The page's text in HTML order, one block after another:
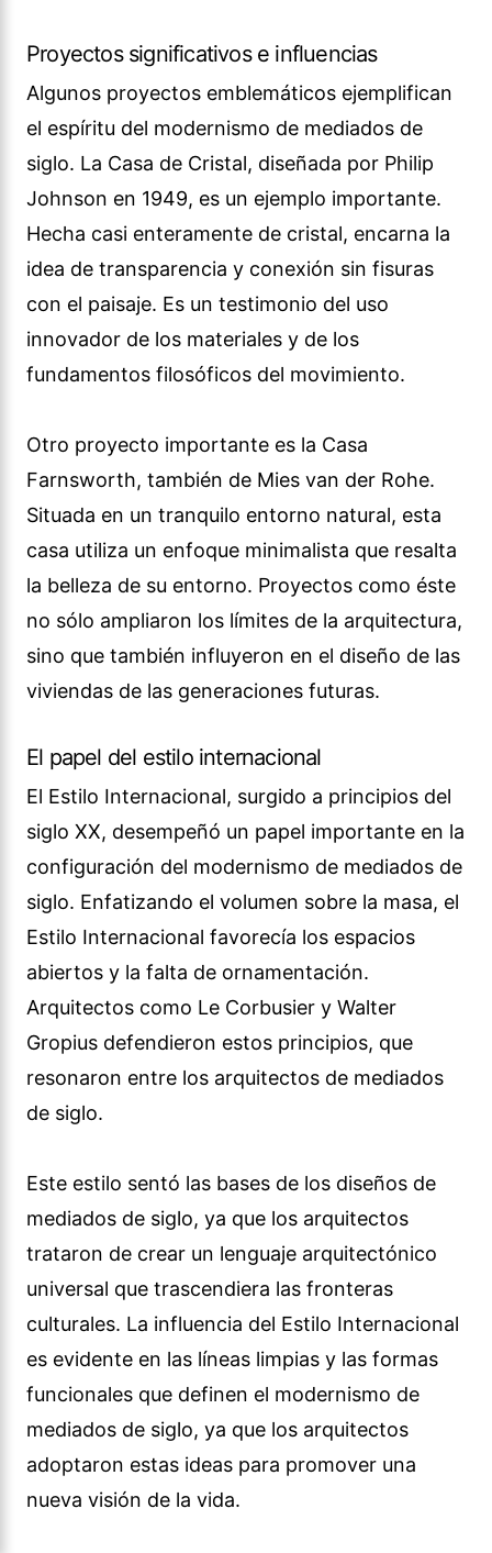
Proyectos significativos e influencias
Algunos proyectos emblemáticos ejemplifican
el espíritu del modernismo de mediados de
siglo. La Casa de Cristal, diseñada por Philip
Johnson en 1949, es un ejemplo importante.
Hecha casi enteramente de cristal, encarna la
idea de transparencia y conexión sin fisuras
con el paisaje. Es un testimonio del uso
innovador de los materiales y de los
fundamentos filosóficos del movimiento.
Otro proyecto importante es la Casa
Farnsworth, también de Mies van der Rohe.
Situada en un tranquilo entorno natural, esta
casa utiliza un enfoque minimalista que resalta
la belleza de su entorno. Proyectos como éste
no sólo ampliaron los límites de la arquitectura,
sino que también influyeron en el diseño de las
viviendas de las generaciones futuras.
El papel del estilo internacional
El Estilo Internacional, surgido a principios del
siglo XX, desempeñó un papel importante en la
configuración del modernismo de mediados de
siglo. Enfatizando el volumen sobre la masa, el
Estilo Internacional favorecía los espacios
abiertos y la falta de ornamentación.
Arquitectos como Le Corbusier y Walter
Gropius defendieron estos principios, que
resonaron entre los arquitectos de mediados
de siglo.
Este estilo sentó las bases de los diseños de
mediados de siglo, ya que los arquitectos
trataron de crear un lenguaje arquitectónico
universal que trascendiera las fronteras
culturales. La influencia del Estilo Internacional
es evidente en las líneas limpias y las formas
funcionales que definen el modernismo de
mediados de siglo, ya que los arquitectos
adoptaron estas ideas para promover una
nueva visión de la vida.